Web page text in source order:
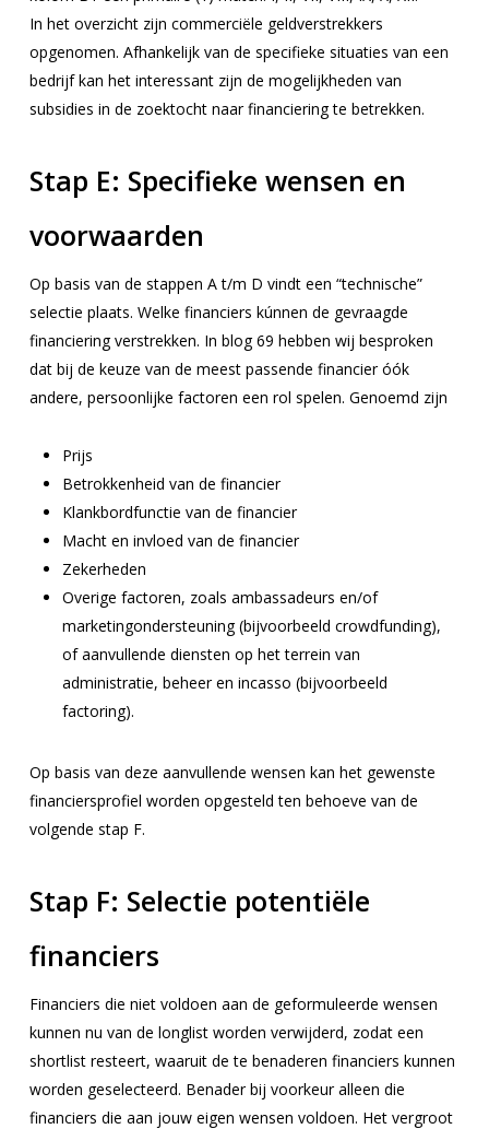
In het overzicht zijn commerciële geldverstrekkers
opgenomen. Afhankelijk van de specifieke situaties van een
bedrijf kan het interessant zijn de mogelijkheden van
subsidies in de zoektocht naar financiering te betrekken.
Stap E: Specifieke wensen en
voorwaarden
Op basis van de stappen A t/m D vindt een “technische”
selectie plaats. Welke financiers kúnnen de gevraagde
financiering verstrekken. In blog 69 hebben wij besproken
dat bij de keuze van de meest passende financier óók
andere, persoonlijke factoren een rol spelen. Genoemd zijn
Prijs
Betrokkenheid van de financier
Klankbordfunctie van de financier
Macht en invloed van de financier
Zekerheden
Overige factoren, zoals ambassadeurs en/of
marketingondersteuning (bijvoorbeeld crowdfunding),
of aanvullende diensten op het terrein van
administratie, beheer en incasso (bijvoorbeeld
factoring).
Op basis van deze aanvullende wensen kan het gewenste
financiersprofiel worden opgesteld ten behoeve van de
volgende stap F.
Stap F: Selectie potentiële
financiers
Financiers die niet voldoen aan de geformuleerde wensen
kunnen nu van de longlist worden verwijderd, zodat een
shortlist resteert, waaruit de te benaderen financiers kunnen
worden geselecteerd. Benader bij voorkeur alleen die
financiers die aan jouw eigen wensen voldoen. Het vergroot